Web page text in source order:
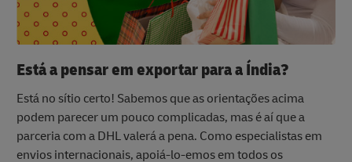
Está a pensar em exportar para a Índia?
Está no sítio certo! Sabemos que as orientações acima
podem parecer um pouco complicadas, mas é aí que a
parceria com a DHL valerá a pena. Como especialistas em
envios internacionais, apoiá-lo-emos em todos os